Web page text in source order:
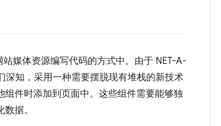
媒体资源编写代码的方式中。由于 NET-A-
深知，采用一种需要摆脱现有堆栈的新技术
件时添加到页面中。这些组件需要能够独
据。